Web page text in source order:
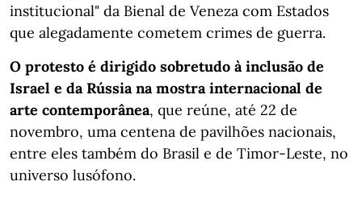
institucional" da Bienal de Veneza com Estados
que alegadamente cometem crimes de guerra.
O protesto é dirigido sobretudo à inclusão de
Israel e da Rússia na mostra internacional de
arte contemporânea, que reúne, até 22 de
novembro, uma centena de pavilhões nacionais,
entre eles também do Brasil e de Timor-Leste, no
universo lusófono.